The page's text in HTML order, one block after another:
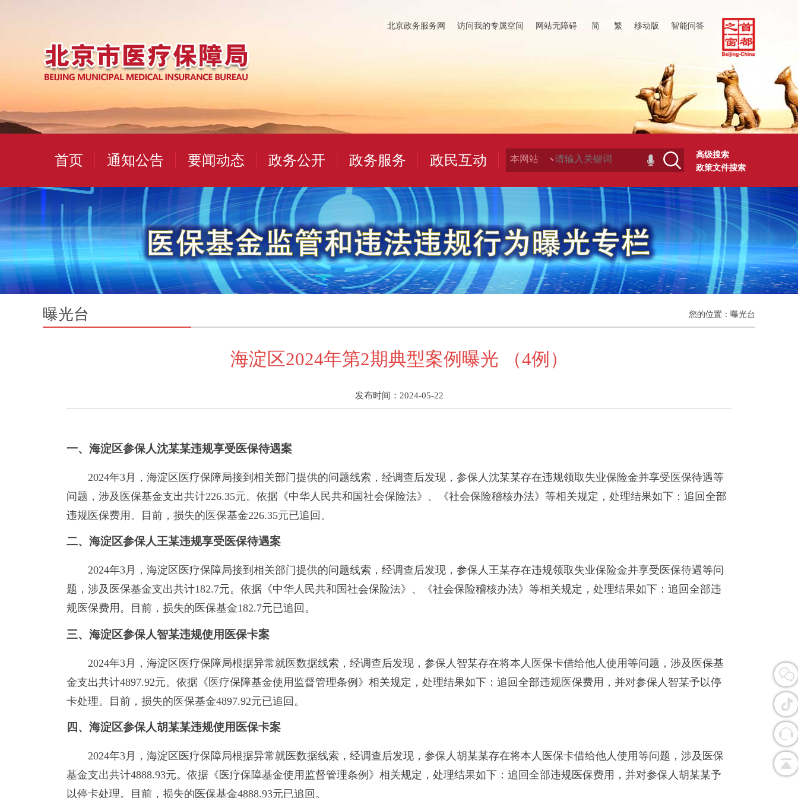
北京政务服务网 访问我的专属空间 网站无障碍 简 繁 移动版 智能问答
首页 通知公告 要闻动态 政务公开 政务服务 政民互动
高级搜索
政策文件搜索
曝光台 您的位置： 曝光台
海淀区2024年第2期典型案例曝光 （4例）
发布时间：2024-05-22
一、海淀区参保人沈某某违规享受医保待遇案
2024年3月，海淀区医疗保障局接到相关部门提供的问题线索，经调查后发现，参保人沈某某存在违规领取失业保险金并享受医保待遇等
问题，涉及医保基金支出共计226.35元。依据《中华人民共和国社会保险法》、《社会保险稽核办法》等相关规定，处理结果如下：追回全部
违规医保费用。目前，损失的医保基金226.35元已追回。
二、海淀区参保人王某违规享受医保待遇案
2024年3月，海淀区医疗保障局接到相关部门提供的问题线索，经调查后发现，参保人王某存在违规领取失业保险金并享受医保待遇等问
题，涉及医保基金支出共计182.7元。依据《中华人民共和国社会保险法》、《社会保险稽核办法》等相关规定，处理结果如下：追回全部违
规医保费用。目前，损失的医保基金182.7元已追回。
三、海淀区参保人智某违规使用医保卡案
2024年3月，海淀区医疗保障局根据异常就医数据线索，经调查后发现，参保人智某存在将本人医保卡借给他人使用等问题，涉及医保基
金支出共计4897.92元。依据《医疗保障基金使用监督管理条例》相关规定，处理结果如下：追回全部违规医保费用，并对参保人智某予以停
卡处理。目前，损失的医保基金4897.92元已追回。
四、海淀区参保人胡某某违规使用医保卡案
2024年3月，海淀区医疗保障局根据异常就医数据线索，经调查后发现，参保人胡某某存在将本人医保卡借给他人使用等问题，涉及医保
基金支出共计4888.93元。依据《医疗保障基金使用监督管理条例》相关规定，处理结果如下：追回全部违规医保费用，并对参保人胡某某予
以停卡处理。目前，损失的医保基金4888.93元已追回。